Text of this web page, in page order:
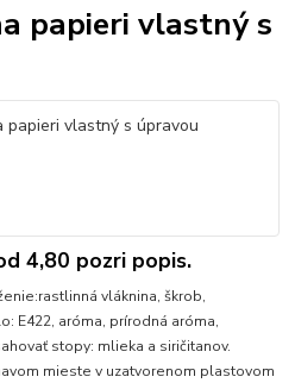
papieri vlastný s
4,80 pozri popis.
vláknina, škrob,
E422, aróma, prírodná aróma,
stopy: mlieka a siričitanov.
mieste v uzatvorenom plastovom